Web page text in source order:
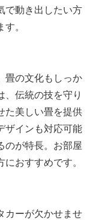
で動き出したい方
。
畳の文化もしっか
、伝統の技を守り
た美しい畳を提供
ザインも対応可能
のが特長。お部屋
おすすめです。
カーが欠かせませ